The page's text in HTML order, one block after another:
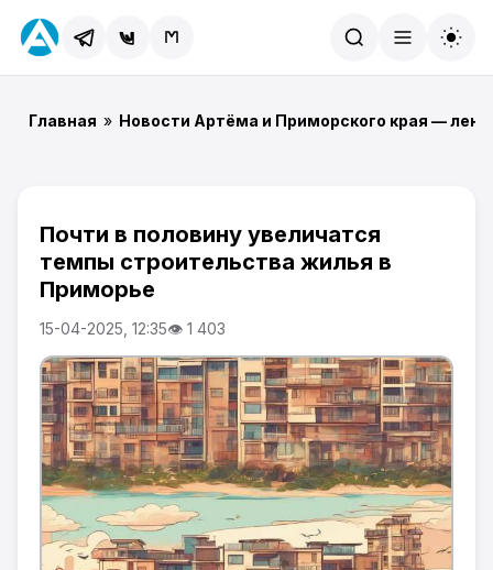
Главная » Новости Артёма и Приморского края —
Почти в половину увеличатся
темпы строительства жилья в
Приморье
15-04-2025, 12:35👁 1 403